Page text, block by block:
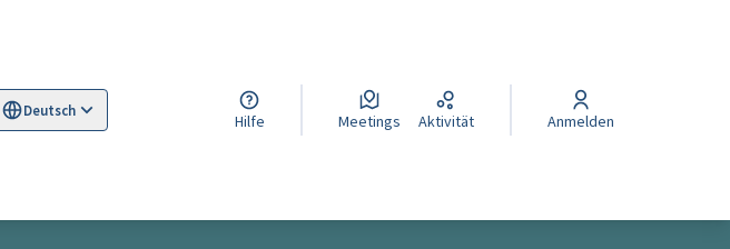
Deutsch
Sprache wählen Scegli la lingua Wybierz język Izberi jezik
Hilfe Meetings Aktivität Anmelden